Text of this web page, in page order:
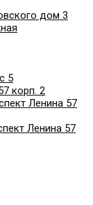
дом 3
5
корп. 2
Ленина 57
Ленина 57